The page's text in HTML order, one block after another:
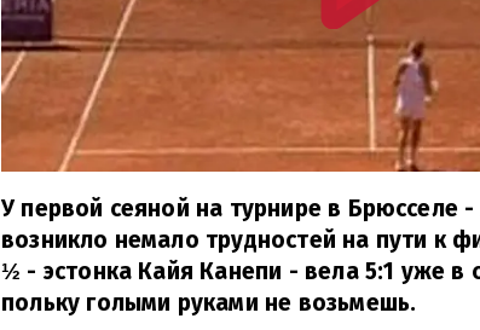
У первой сеяной на турнире в Брюсселе
возникло немало трудностей на пути к
½ - эстонка Кайя Канепи - вела 5:1 уже в
польку голыми руками не возьмешь.